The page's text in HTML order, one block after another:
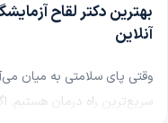
آنلاین
وقتی پای سلامتی به میان
سریع‌ترین راه درمان هستیم.